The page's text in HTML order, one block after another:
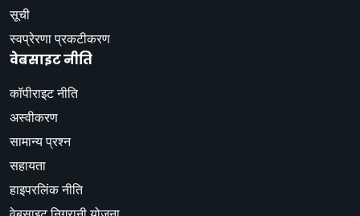
सूची
स्वप्रेरणा प्रकटीकरण
वेबसाइट नीति
कॉपीराइट नीति
अस्वीकरण
सामान्य प्रश्न
सहायता
हाइपरलिंक नीति